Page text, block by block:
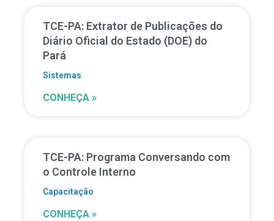
TCE-PA: Extrator de Publicações do
Diário Oficial do Estado (DOE) do
Pará
Sistemas
CONHEÇA »
TCE-PA: Programa Conversando com
o Controle Interno
Capacitação
CONHEÇA »